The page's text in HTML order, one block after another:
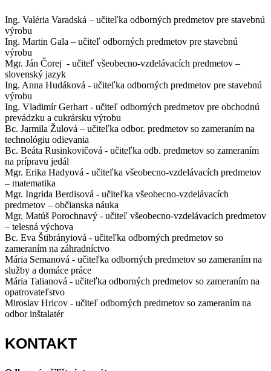
Ing. Valéria Varadská – učiteľka odborných predmetov pre stavebnú
výrobu
Ing. Martin Gala – učiteľ odborných predmetov pre stavebnú
výrobu
Mgr. Ján Čorej - učiteľ všeobecno-vzdelávacích predmetov –
slovenský jazyk
Ing. Anna Hudáková - učiteľka odborných predmetov pre stavebnú
výrobu
Ing. Vladimír Gerhart - učiteľ odborných predmetov pre obchodnú
prevádzku a cukrársku výrobu
Bc. Jarmila Žulová – učiteľka odbor. predmetov so zameraním na
technológiu odievania
Bc. Beáta Rusinkovičová - učiteľka odb. predmetov so zameraním
na prípravu jedál
Mgr. Erika Hadyová - učiteľka všeobecno-vzdelávacích predmetov
– matematika
Mgr. Ingrida Berdisová - učiteľka všeobecno-vzdelávacích
predmetov – občianska náuka
Mgr. Matúš Porochnavý - učiteľ všeobecno-vzdelávacích predmetov
– telesná výchova
Bc. Eva Štibrányiová - učiteľka odborných predmetov so
zameraním na záhradníctvo
Mária Semanová - učiteľka odborných predmetov so zameraním na
služby a domáce práce
Mária Talianová - učiteľka odborných predmetov so zameraním na
opatrovateľstvo
Miroslav Hricov - učiteľ odborných predmetov so zameraním na
odbor inštalatér
KONTAKT